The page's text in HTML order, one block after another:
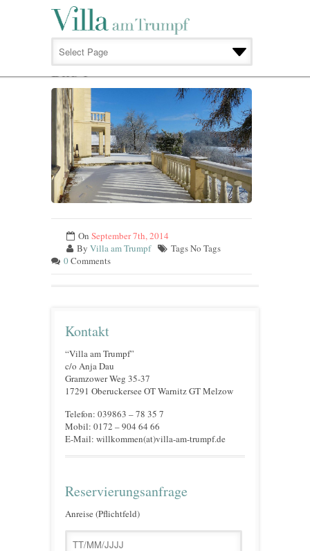
BILD 1
Bild 1
OnSeptember 7th, 2014
ByVilla am Trumpf
Tags No Tags
0Comments
Kontakt
“Villa am Trumpf”
c/o Anja Dau
Gramzower Weg 35-37
17291 Oberuckersee OT Warnitz GT Melzow
Telefon: 039863 – 78 35 7
Mobil: 0172 – 904 64 66
E-Mail: willkommen(at)villa-am-trumpf.de
Reservierungsanfrage
Anreise (Pflichtfeld)